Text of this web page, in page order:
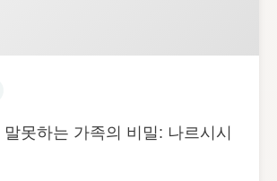
못하는 가족의 비밀: 나르시시